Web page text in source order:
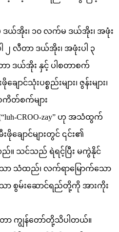
အိုး၊ ၁၀ လက်မ ဒယ်အိုး၊ အဖုံး
၂ လီတာ ဒယ်အိုး၊ အဖုံးပါ ၃
ာ ဒယ်အိုး နှင့် ပါစတာစက်
ောင်သုံးပစ္စည်းများ၊ ဇွန်းများ၊
စကိတ်စက်များ
CROO-zay” ဟု အသံထွက်
ချောင်များတွင် ၎င်း၏
။ သင်သည် ရဲရင့်ပြီး မကွဲနိုင်
ာ သံထည်၊ လက်ရာမြောက်သော
ော စွမ်းဆောင်ရည်တို့ကို အားကိုး
ာ ကျွန်တော်တို့သိပါတယ်။